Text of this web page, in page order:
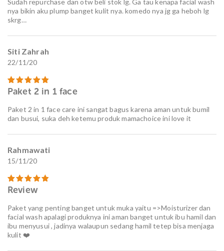
Sudah repurchase dan otw beli stok lg. Ga tau kenapa facial wash
nya bikin aku plump banget kulit nya. komedo nya jg ga heboh lg
skrg…
Siti Zahrah
22/11/20
Dinilai 5
Paket 2 in 1 face
Paket 2 in 1 face care ini sangat bagus karena aman untuk bumil
dan busui, suka deh ketemu produk mamachoice ini love it
Rahmawati
15/11/20
Dinilai5
Review
Paket yang penting banget untuk muka yaitu =>Moisturizer dan
facial wash apalagi produknya ini aman banget untuk ibu hamil dan
ibu menyusui , jadinya walaupun sedang hamil tetep bisa menjaga
kulit ❤️